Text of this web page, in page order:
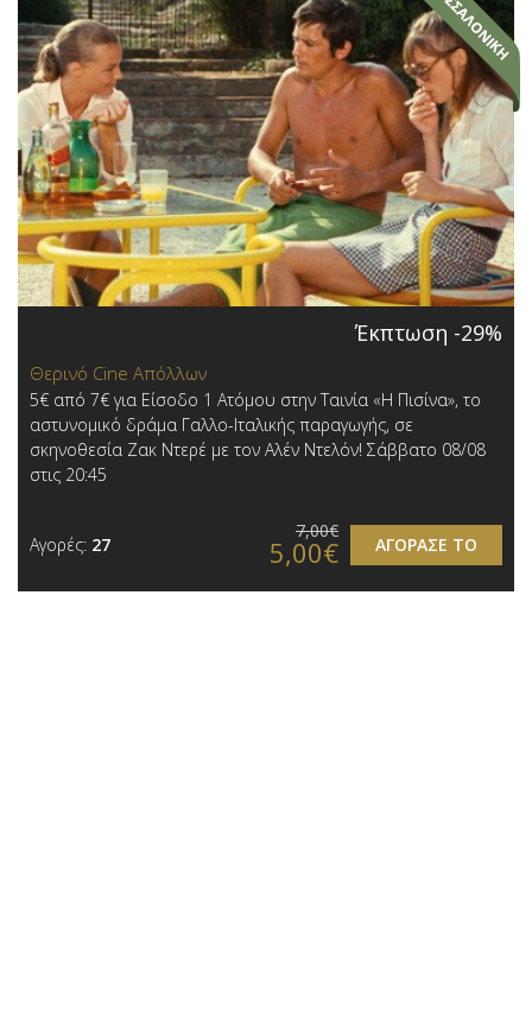
Έκπτωση -29%
Θερινό Cine Απόλλων
5€ από 7€ για Είσοδο 1 Ατόμου στην Ταινία «Η Πισίνα», το
αστυνομικό δράμα Γαλλο-Ιταλικής παραγωγής, σε
σκηνοθεσία Ζακ Ντερέ με τον Αλέν Ντελόν! Σάββατο 08/08
στις 20:45
Αγορές: 27 ΑΓΟΡΑΣΕ ΤΟ
7,00€
5,00€